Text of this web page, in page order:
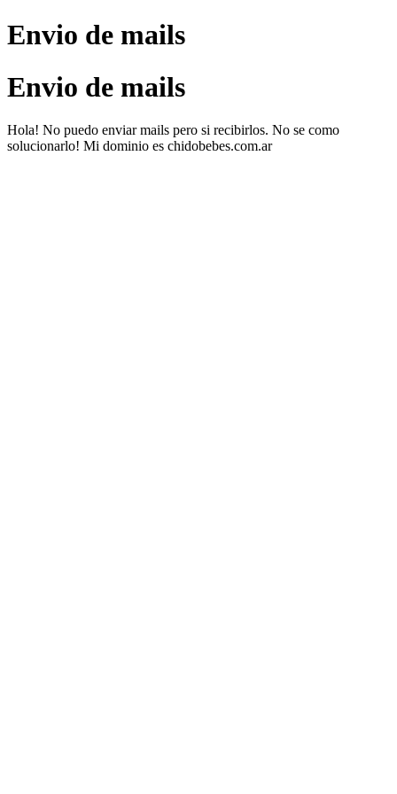
Envio de mails
Envio de mails
Hola! No puedo enviar mails pero si recibirlos. No se como
solucionarlo! Mi dominio es chidobebes.com.ar